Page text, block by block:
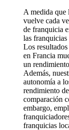
A medida que
vuelve cada
de franquicia
las
Los
en Francia
un
Además,
autonomía a
rendimiento
comparación
embargo,
franquicias